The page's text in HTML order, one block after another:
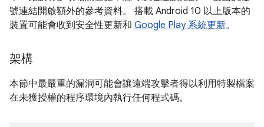
號連結開啟額外的參考資料。 搭載 Android 10 以上版本的
裝置可能會收到安全性更新和 Google Play 系統更新。
架構
本節中最嚴重的漏洞可能會讓遠端攻擊者得以利用特製檔案
在未獲授權的程序環境內執行任何程式碼。